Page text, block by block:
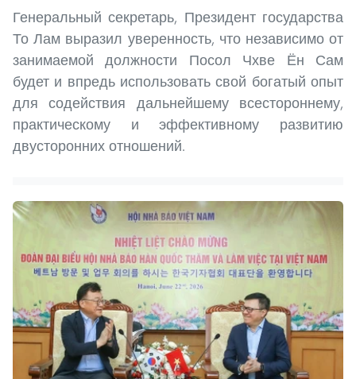
Генеральный секретарь, Президент государства
То Лам выразил уверенность, что независимо от
занимаемой должности Посол Чхве Ён Сам
будет и впредь использовать свой богатый опыт
для содействия дальнейшему всестороннему,
практическому и эффективному развитию
двусторонних отношений.